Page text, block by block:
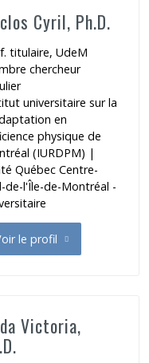
Cyril, Ph.D.
titulaire, UdeM
chercheur
universitaire sur la
en
physique de
(IURDPM) |
Québec Centre-
de-l'Île-de-Montréal -
le profil
Duclos Cyril
Victoria,